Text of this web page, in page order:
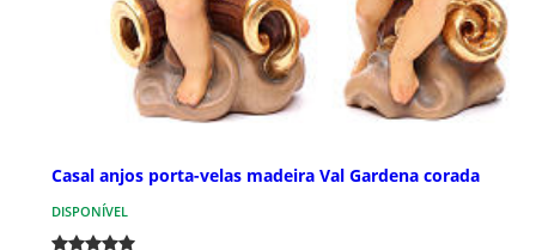
Casal anjos porta-velas madeira Val Gardena corada
DISPONÍVEL